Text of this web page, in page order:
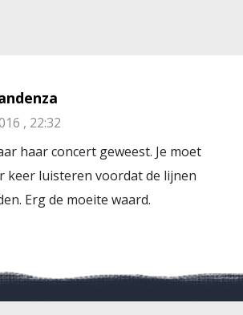
, 22:32
haar concert geweest. Je moet
keer luisteren voordat de lijnen
Erg de moeite waard.